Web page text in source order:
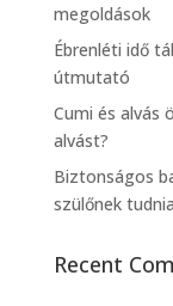
megoldások
Ébrenléti idő
útmutató
Cumi és alvás
alvást?
Biztonságos
szülőnek
Recent